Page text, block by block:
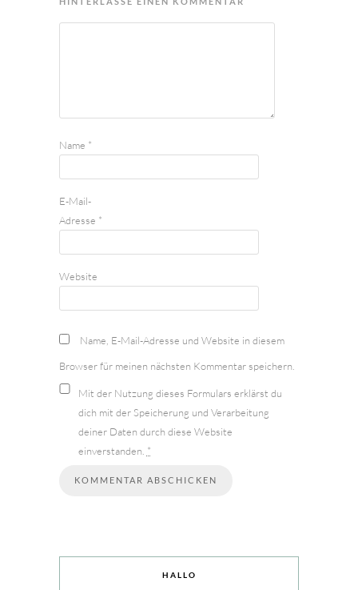
Name *
E-Mail-
Adresse *
Website
Name, E-Mail-Adresse und Website in diesem
Browser für meinen nächsten Kommentar speichern.
Mit der Nutzung dieses Formulars erklärst du
dich mit der Speicherung und Verarbeitung
deiner Daten durch diese Website
einverstanden. *
HALLO